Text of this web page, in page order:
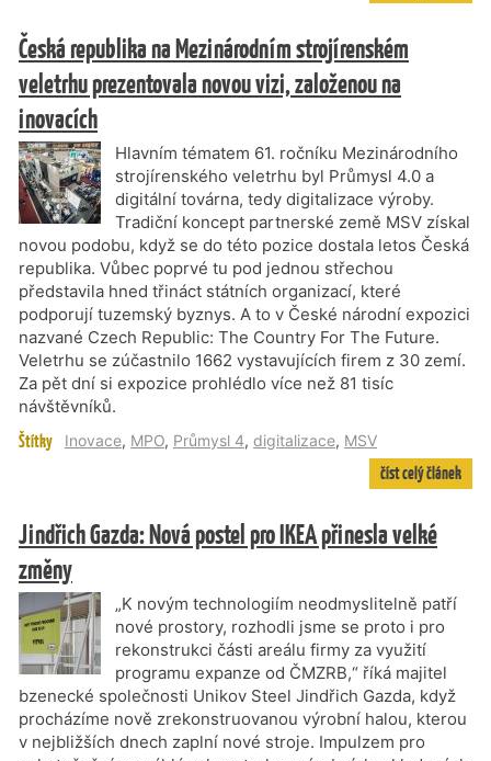
Česká republika na Mezinárodním strojírenském
veletrhu prezentovala novou vizi, založenou na
inovacích
Hlavním tématem 61. ročníku Mezinárodního
strojírenského veletrhu byl Průmysl 4.0 a
digitální továrna, tedy digitalizace výroby.
Tradiční koncept partnerské země MSV získal
novou podobu, když se do této pozice dostala letos Česká
republika. Vůbec poprvé tu pod jednou střechou
představila hned třináct státních organizací, které
podporují tuzemský byznys. A to v České národní expozici
nazvané Czech Republic: The Country For The Future.
Veletrhu se zúčastnilo 1662 vystavujících firem z 30 zemí.
Za pět dní si expozice prohlédlo více než 81 tisíc
návštěvníků.
Štítky Inovace, MPO, Průmysl 4, digitalizace, MSV
číst celý článek
Jindřich Gazda: Nová postel pro IKEA přinesla velké
změny
„K novým technologiím neodmyslitelně patří
nové prostory, rozhodli jsme se proto i pro
rekonstrukci části areálu firmy za využití
programu expanze od ČMZRB,“ říká majitel
bzenecké společnosti Unikov Steel Jindřich Gazda, když
procházíme nově zrekonstruovanou výrobní halou, kterou
v nejbližších dnech zaplní nové stroje. Impulzem pro